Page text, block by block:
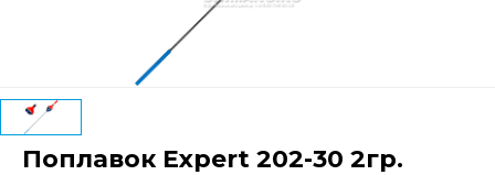
Поплавок Expert 202-30 2гр.